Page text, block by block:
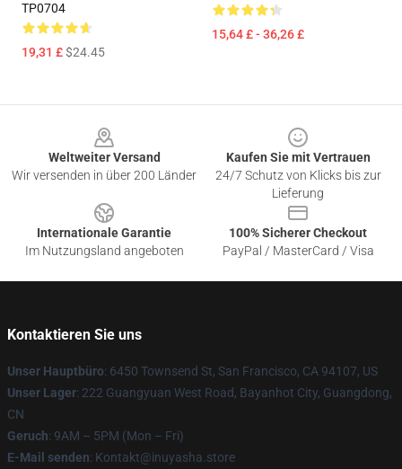
TP0704
19,31 £$24.45
15,64 £ - 36,26 £
Weltweiter Versand
Wir versenden in über 200 Länder
Kaufen Sie mit Vertrauen
24/7 Schutz von Klicks bis zur
Lieferung
Internationale Garantie
Im Nutzungsland angeboten
100% Sicherer Checkout
PayPal / MasterCard / Visa
Kontaktieren Sie uns
Unser Hauptbüro: 6450 Townsend St, San Francisco, CA 94107, US
Unser Lager: 222 Guangyuan West Road, Bayanhot City, Guangdong,
CN
Geruch: 9AM – 5PM (Mon – Fri)
E-Mail senden: Kontakt@inuyasha.store